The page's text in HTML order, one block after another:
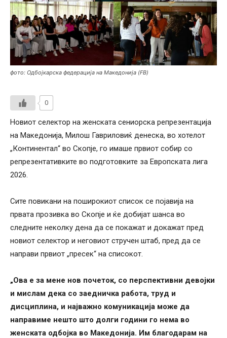
фото: Одбојкарска федерација на Македонија (FB)
0
Новиот селектор на женската сениорска репрезентација
на Македонија, Милош Гавриловиќ денеска, во хотелот
„Континентал“ во Скопје, го имаше првиот собир со
репрезентативките во подготовките за Европската лига
2026.
Сите повикани на поширокиот список се појавија на
првата прозивка во Скопје и ќе добијат шанса во
следните неколку дена да се покажат и докажат пред
новиот селектор и неговиот стручен штаб, пред да се
направи првиот „пресек“ на списокот.
„Ова е за мене нов почеток, со перспективни девојки
и мислам дека со заедничка работа, труд и
дисциплина, и најважно комуникација може да
направиме нешто што долги години го нема во
женската одбојка во Македонија. Им благодарам на